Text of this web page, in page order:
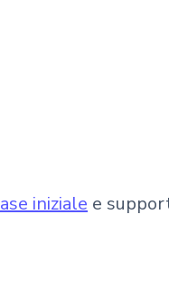
iniziale e